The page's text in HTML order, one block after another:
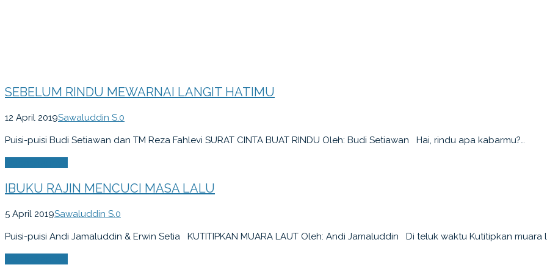
SEBELUM RINDU MEWARNAI LANGIT HATIMU
12 April 2019Sawaluddin S.0
Puisi-puisi Budi Setiawan dan TM Reza Fahlevi SURAT CINTA BUAT RINDU Oleh: Budi Setiawan Hai, rindu apa kabarmu?…
IBUKU RAJIN MENCUCI MASA LALU
5 April 2019Sawaluddin S.0
Puisi-puisi Andi Jamaluddin & Erwin Setia KUTITIPKAN MUARA LAUT Oleh: Andi Jamaluddin Di teluk waktu Kutitipkan muara